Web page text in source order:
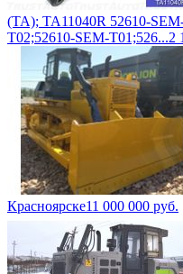
(TA); TA11040R 52610-
T02;52610-SEM-T01;526...2
Красноярске11 000 000 руб.